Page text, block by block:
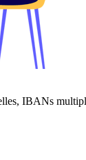
IBANs